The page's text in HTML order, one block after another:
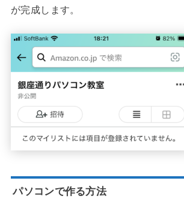
が完成します。
パソコンで作る方法